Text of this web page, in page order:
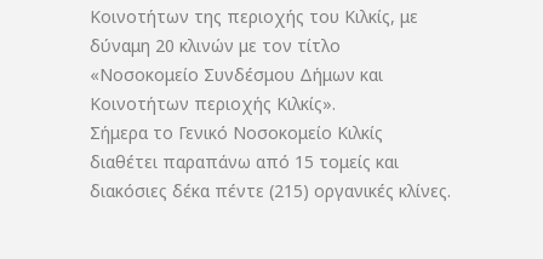
Κοινοτήτων της περιοχής του Κιλκίς, με
δύναμη 20 κλινών με τον τίτλο
«Νοσοκομείο Συνδέσμου Δήμων και
Κοινοτήτων περιοχής Κιλκίς».
Σήμερα το Γενικό Νοσοκομείο Κιλκίς
διαθέτει παραπάνω από 15 τομείς και
διακόσιες δέκα πέντε (215) οργανικές κλίνες.